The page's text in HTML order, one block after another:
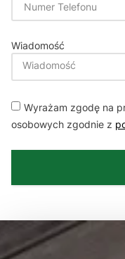
Wiadomość
Wyrażam zgodę na
osobowych zgodnie z